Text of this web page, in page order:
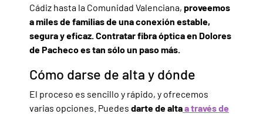
Cádiz hasta la Comunidad Valenciana, proveemos
a miles de familias de una conexión estable,
segura y eficaz. Contratar fibra óptica en Dolores
de Pacheco es tan sólo un paso más.
Cómo darse de alta y dónde
El proceso es sencillo y rápido, y ofrecemos
varias opciones. Puedes darte de altaa través de